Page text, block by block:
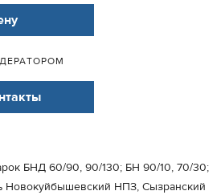
БНД 60/90, 90/130; БН 90/10, 70/30;
Новокуйбышевский НПЗ, Сызранский